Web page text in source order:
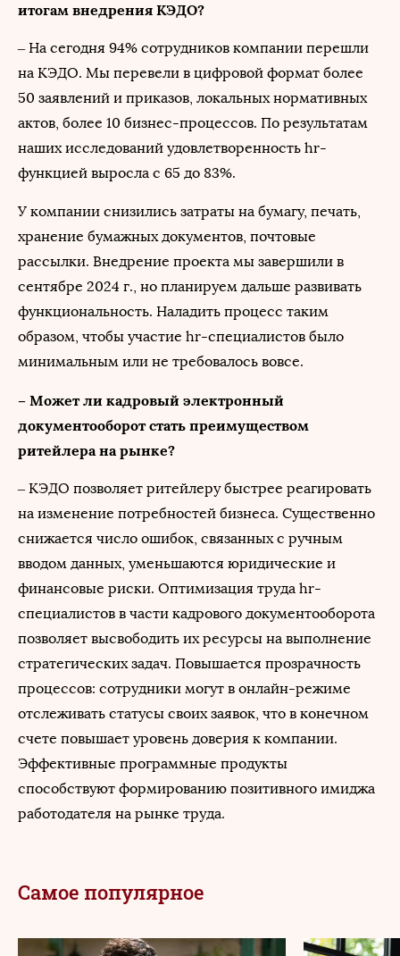
итогам внедрения КЭДО?
– На сегодня 94% сотрудников компании перешли
на КЭДО. Мы перевели в цифровой формат более
50 заявлений и приказов, локальных нормативных
актов, более 10 бизнес-процессов. По результатам
наших исследований удовлетворенность hr-
функцией выросла с 65 до 83%.
У компании снизились затраты на бумагу, печать,
хранение бумажных документов, почтовые
рассылки. Внедрение проекта мы завершили в
сентябре 2024 г., но планируем дальше развивать
функциональность. Наладить процесс таким
образом, чтобы участие hr-специалистов было
минимальным или не требовалось вовсе.
– Может ли кадровый электронный
документооборот стать преимуществом
ритейлера на рынке?
– КЭДО позволяет ритейлеру быстрее реагировать
на изменение потребностей бизнеса. Существенно
снижается число ошибок, связанных с ручным
вводом данных, уменьшаются юридические и
финансовые риски. Оптимизация труда hr-
специалистов в части кадрового документооборота
позволяет высвободить их ресурсы на выполнение
стратегических задач. Повышается прозрачность
процессов: сотрудники могут в онлайн-режиме
отслеживать статусы своих заявок, что в конечном
счете повышает уровень доверия к компании.
Эффективные программные продукты
способствуют формированию позитивного имиджа
работодателя на рынке труда.
Самое популярное